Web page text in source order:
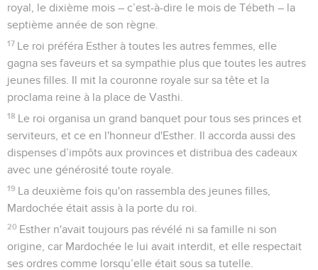
royal, le dixième mois – c’est-à-dire le mois de Tébeth – la
septième année de son règne.
17 Le roi préféra Esther à toutes les autres femmes, elle
gagna ses faveurs et sa sympathie plus que toutes les autres
jeunes filles. Il mit la couronne royale sur sa tête et la
proclama reine à la place de Vasthi.
18 Le roi organisa un grand banquet pour tous ses princes et
serviteurs, et ce en l'honneur d'Esther. Il accorda aussi des
dispenses d’impôts aux provinces et distribua des cadeaux
avec une générosité toute royale.
19 La deuxième fois qu'on rassembla des jeunes filles,
Mardochée était assis à la porte du roi.
20 Esther n'avait toujours pas révélé ni sa famille ni son
origine, car Mardochée le lui avait interdit, et elle respectait
ses ordres comme lorsqu’elle était sous sa tutelle.